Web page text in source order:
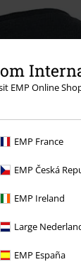
EMP Online
EMP France
EMP Česká
EMP Ireland
Large
EMP España